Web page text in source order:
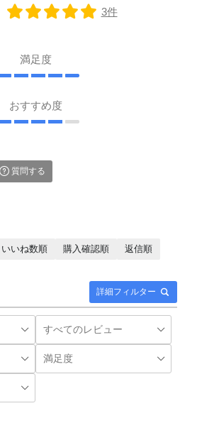
3件
満足度
おすすめ度
質問する
詳細フィルター
いいね数順 購入確認順
返信順